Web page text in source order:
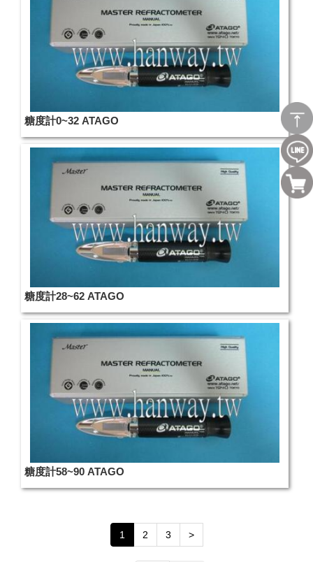
糖度計0~32 ATAGO
糖度計28~62 ATAGO
糖度計58~90 ATAGO
1 2 3 >